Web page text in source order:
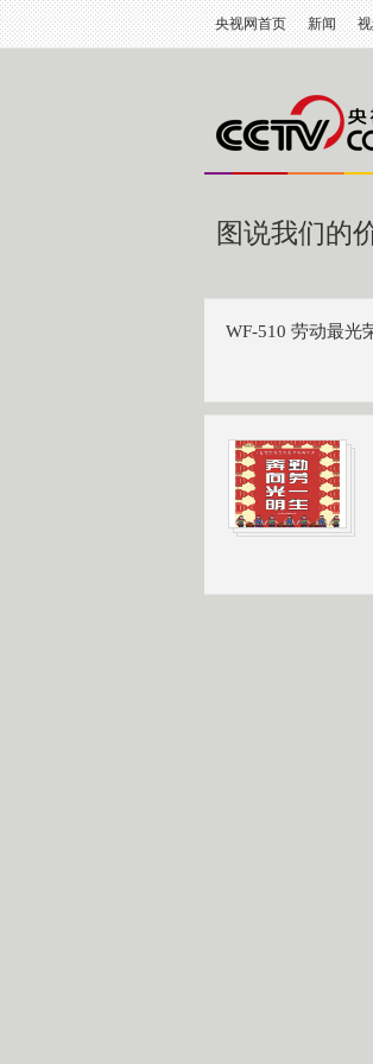
央视网首页 新闻
图说我们的
WF-510 劳动最光